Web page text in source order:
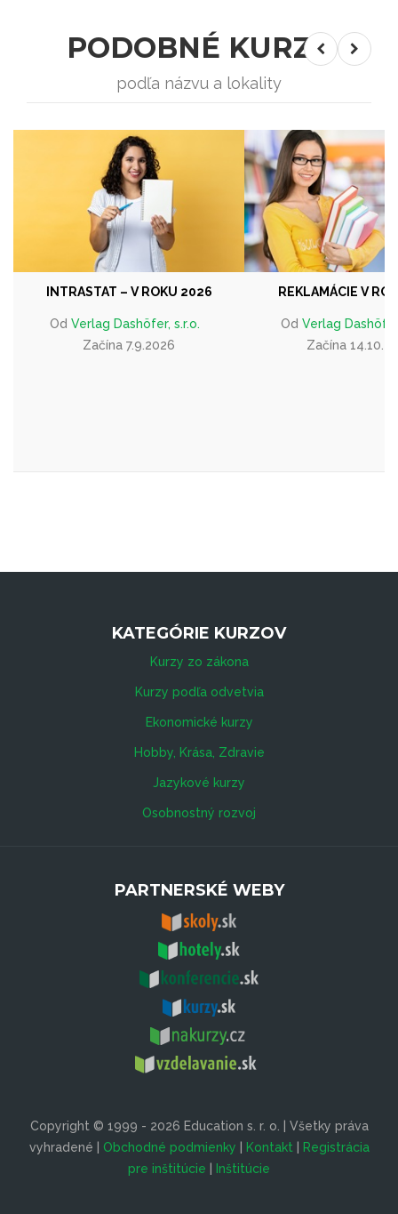
PODOBNÉ KURZY
podľa názvu a lokality
INTRASTAT – V ROKU 2026
Od Verlag Dashöfer, s.r.o.
Začína 7.9.2026
REKLAMÁCIE V
Od Verlag
Začína
KATEGÓRIE KURZOV
Kurzy zo zákona
Kurzy podľa odvetvia
Ekonomické kurzy
Hobby, Krása, Zdravie
Jazykové kurzy
Osobnostný rozvoj
PARTNERSKÉ WEBY
Copyright © 1999 - 2026 Education s. r. o. | Všetky práva
vyhradené | Obchodné podmienky | Kontakt | Registrácia
pre inštitúcie | Inštitúcie